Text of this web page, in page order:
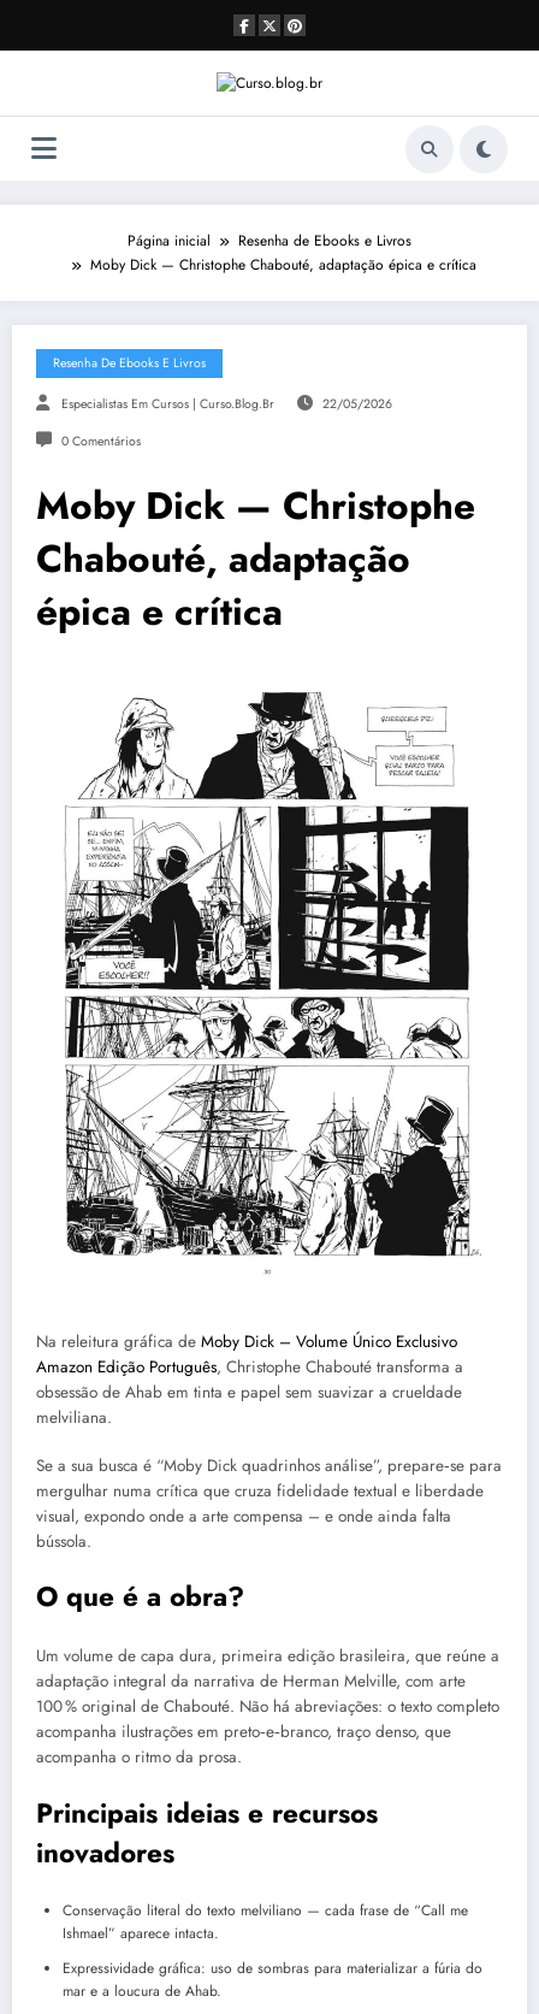
o
Página inicial
Resenha de Ebooks e Livros
Moby Dick — Christophe Chabouté, adaptação épica e crítica
Resenha De Ebooks E Livros
Especialistas Em Cursos | Curso.blog.br 22/05/2026
0 Comentários
Moby Dick — Christophe
Chabouté, adaptação
épica e crítica
Na releitura gráfica de Moby Dick – Volume Único Exclusivo
Amazon Edição Português, Christophe Chabouté transforma a
obsessão de Ahab em tinta e papel sem suavizar a crueldade
melviliana.
Se a sua busca é “Moby Dick quadrinhos análise”, prepare‑se para
mergulhar numa crítica que cruza fidelidade textual e liberdade
visual, expondo onde a arte compensa – e onde ainda falta
bússola.
O que é a obra?
Um volume de capa dura, primeira edição brasileira, que reúne a
adaptação integral da narrativa de Herman Melville, com arte
100 % original de Chabouté. Não há abreviações: o texto completo
acompanha ilustrações em preto‑e‑branco, traço denso, que
acompanha o ritmo da prosa.
Principais ideias e recursos
inovadores
Conservação literal do texto melviliano — cada frase de “Call me
Ishmael” aparece intacta.
Expressividade gráfica: uso de sombras para materializar a fúria do
mar e a loucura de Ahab.